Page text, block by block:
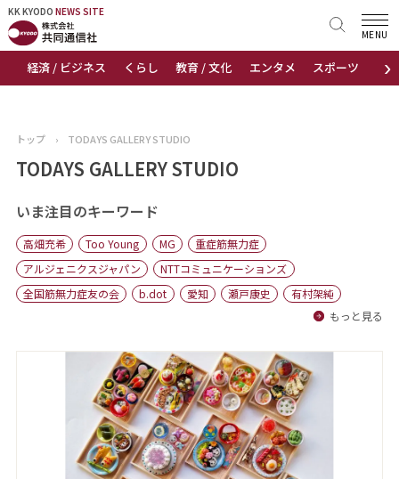
KK KYODO NEWS SITE
›
経済 / ビジネス くらし 教育 / 文化 エンタメ スポーツ 地域
MENU
KK KYODONEWS SITE
トップページ
ニュース
おすすめコンテンツ
出版物
会社概要
トップ › TODAYS GALLERY STUDIO
TODAYS GALLERY STUDIO
いま注目のキーワード
高畑充希 Too Young MG
重症筋無力症
アルジェニクスジャパン
NTTコミュニケーションズ
全国筋無力症友の会
b.dot 愛知 瀬戸康史
有村架純
もっと見る